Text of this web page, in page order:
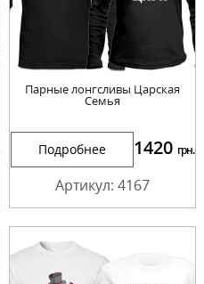
Парные лонгсливы Царская
Семья
Подробнее 1420 грн.
Артикул: 4167